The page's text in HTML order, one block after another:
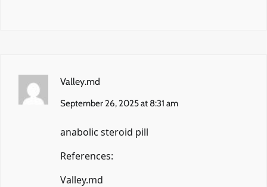
Valley.md
September 26, 2025 at 8:31 am
anabolic steroid pill
References:
Valley.md